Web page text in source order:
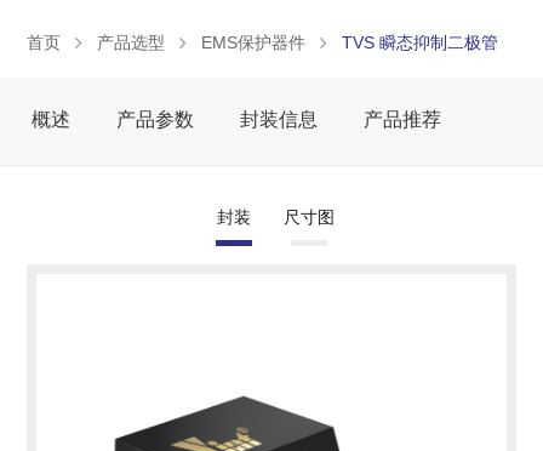
首页 产品选型 EMS保护器件 TVS 瞬态抑制二极管
概述 产品参数 封装信息 产品推荐
封装 尺寸图